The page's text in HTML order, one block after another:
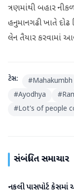
ત્રણમાંથી બહાર
હનુમાનગઢી ખાતે દોઢ
લેન તૈયાર કરવામાં
ટેગ્સ: #Mahakumbh
#Ayodhya #
#Lot's of people
સંબંધિત સમાચાર
રાષ્ટ્રીય
નકલી પાસપોર્ટ કેસમાં